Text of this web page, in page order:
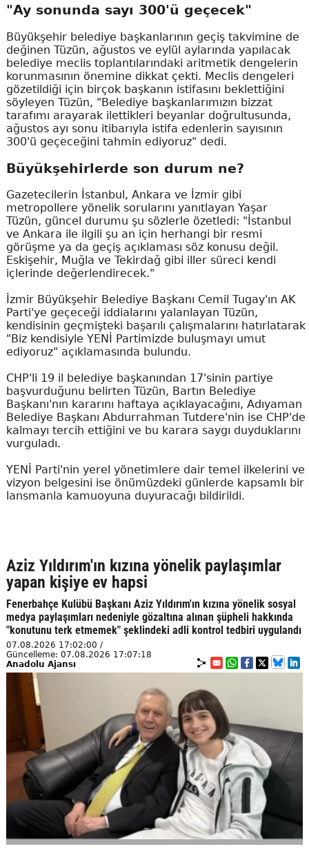
"Ay sonunda sayı 300'ü geçecek"
Büyükşehir belediye başkanlarının geçiş takvimine de
değinen Tüzün, ağustos ve eylül aylarında yapılacak
belediye meclis toplantılarındaki aritmetik dengelerin
korunmasının önemine dikkat çekti. Meclis dengeleri
gözetildiği için birçok başkanın istifasını beklettiğini
söyleyen Tüzün, "Belediye başkanlarımızın bizzat
tarafımı arayarak ilettikleri beyanlar doğrultusunda,
ağustos ayı sonu itibarıyla istifa edenlerin sayısının
300'ü geçeceğini tahmin ediyoruz" dedi.
Büyükşehirlerde son durum ne?
Gazetecilerin İstanbul, Ankara ve İzmir gibi
metropollere yönelik sorularını yanıtlayan Yaşar
Tüzün, güncel durumu şu sözlerle özetledi: "İstanbul
ve Ankara ile ilgili şu an için herhangi bir resmi
görüşme ya da geçiş açıklaması söz konusu değil.
Eskişehir, Muğla ve Tekirdağ gibi iller süreci kendi
içlerinde değerlendirecek."
İzmir Büyükşehir Belediye Başkanı Cemil Tugay'ın AK
Parti'ye geçeceği iddialarını yalanlayan Tüzün,
kendisinin geçmişteki başarılı çalışmalarını hatırlatarak
"Biz kendisiyle YENİ Partimizde buluşmayı umut
ediyoruz" açıklamasında bulundu.
CHP'li 19 il belediye başkanından 17'sinin partiye
başvurduğunu belirten Tüzün, Bartın Belediye
Başkanı'nın kararını haftaya açıklayacağını, Adıyaman
Belediye Başkanı Abdurrahman Tutdere'nin ise CHP'de
kalmayı tercih ettiğini ve bu karara saygı duyduklarını
vurguladı.
YENİ Parti'nin yerel yönetimlere dair temel ilkelerini ve
vizyon belgesini ise önümüzdeki günlerde kapsamlı bir
lansmanla kamuoyuna duyuracağı bildirildi.
Aziz Yıldırım'ın kızına yönelik paylaşımlar
yapan kişiye ev hapsi
Fenerbahçe Kulübü Başkanı Aziz Yıldırım'ın kızına yönelik sosyal
medya paylaşımları nedeniyle gözaltına alınan şüpheli hakkında
"konutunu terk etmemek" şeklindeki adli kontrol tedbiri uygulandı
07.08.2026 17:02:00 /
Güncelleme: 07.08.2026 17:07:18
Anadolu Ajansı